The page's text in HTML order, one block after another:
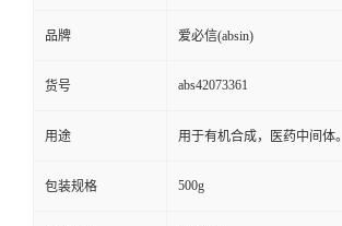
品牌 爱必信(absin)
货号 abs42073361
用途 用于有机合成，医药中间体。
包装规格 500g